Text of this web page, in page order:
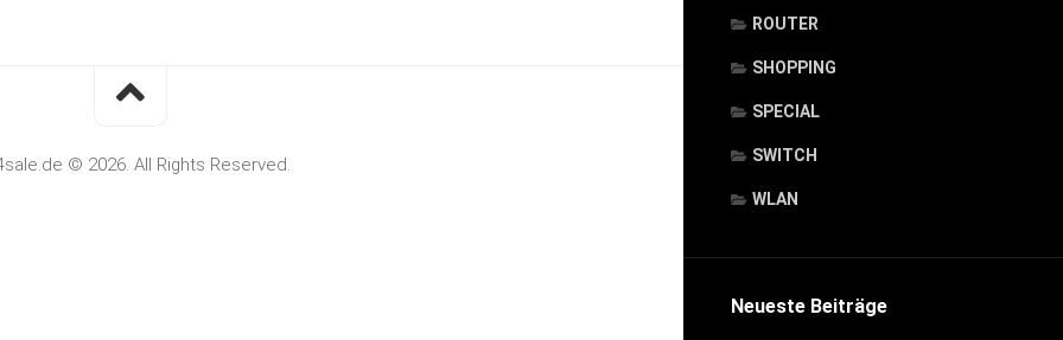
ROUTER
SHOPPING
SPECIAL
SWITCH
WLAN
Neueste Beiträge
© 2026. All Rights Reserved.